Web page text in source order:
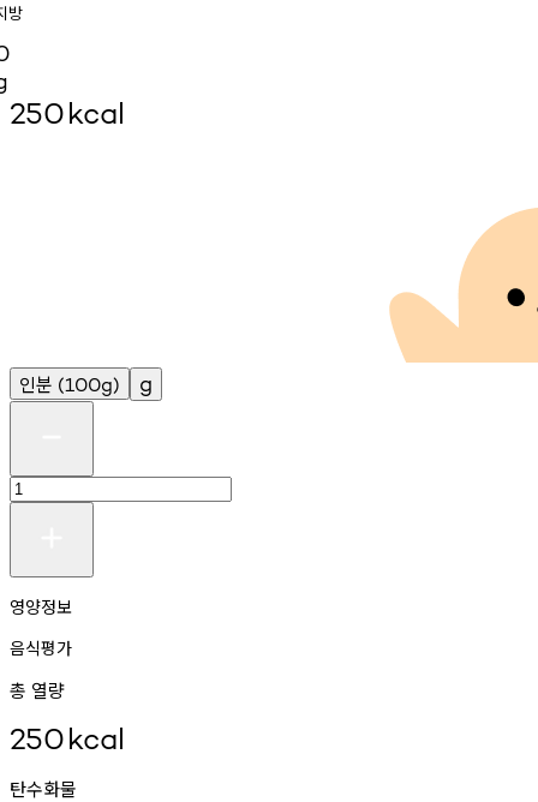
방
250kcal
인분 (100g) g
영양정보
음식평가
총 열량
250kcal
탄수화물